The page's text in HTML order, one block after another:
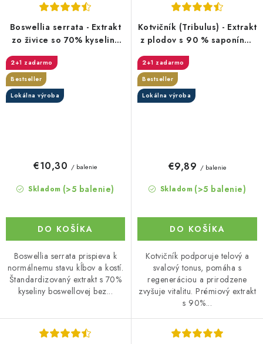
Boswellia serrata - Extrakt
zo živice so 70% kyseliny
HBD Sabinsa) v kapsuliach
2+1 zadarmo
Bestseller
Lokálna výroba
Skladom (>5 balenie)
€10,30 / balenie
DO KOŠÍKA
Boswellia serrata prispieva k
normálnemu stavu kĺbov a kostí.
Štandardizovaný extrakt s 70%
kyseliny boswellovej bez...
Kotvičník (Tribulus) - Extrakt
z plodov s 90 % saponínov
2+1 zadarmo
Bestseller
Lokálna výroba
Skladom (>5 balenie)
€9,89 / balenie
DO KOŠÍKA
Kotvičník podporuje telový a
svalový tonus, pomáha s
regeneráciou a prirodzene
zvyšuje vitalitu. Prémiový extrakt
s 90%...